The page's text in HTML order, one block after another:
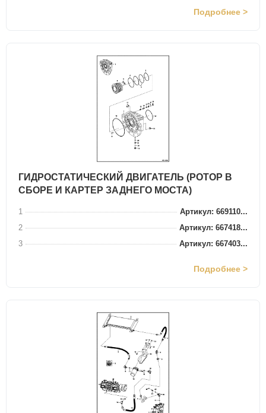
Подробнее >
ГИДРОСТАТИЧЕСКИЙ ДВИГАТЕЛЬ (РОТОР В
СБОРЕ И КАРТЕР ЗАДНЕГО МОСТА)
1
Артикул: 669110...
2
Артикул: 667418...
3
Артикул: 667403...
Подробнее >